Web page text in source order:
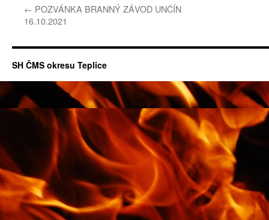
← POZVÁNKA BRANNÝ ZÁVOD UNČÍN
16.10.2021
SH ČMS okresu Teplice